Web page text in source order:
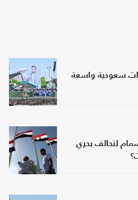
سعودية واسعة
لتحالف بحري